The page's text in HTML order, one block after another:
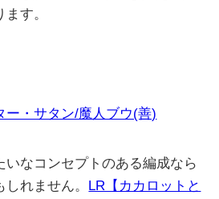
す。
ー・サタン/魔人ブウ(善)
いなコンセプトのある編成なら
れません。 LR【カカロットと